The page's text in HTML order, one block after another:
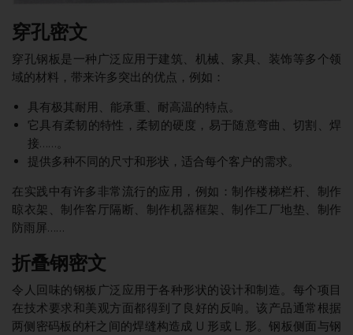
穿孔密文
穿孔钢板是一种广泛应用于建筑、机械、家具、装饰等多个领
域的材料，带来许多突出的优点，例如：
具有极其耐用、能承重、耐高温的特点。
它具有柔韧的特性，柔韧的硬度，易于随意弯曲、切割、焊
接……。
提供多种不同的尺寸和形状，适合每个客户的需求。
在实践中有许多非常流行的应用，例如：制作楼梯栏杆、制作
晾衣架、制作客厅隔断、制作机器框架、制作工厂地垫、制作
防雨屏……
折叠钢密文
令人回味的钢板广泛应用于各种形状的设计和制造。每个项目
在技术要求和美观方面都得到了良好的反响。该产品通常根据
两侧密码板的杆之间的焊缝构造成 U 形或 L 形。钢板侧面与钢